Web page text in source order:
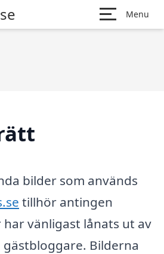
Menu
bilder som används
tillhör antingen
har vänligast lånats ut av
Bilderna